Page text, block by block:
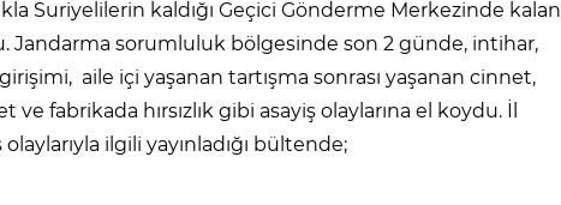
Suriyelilerin kaldığı Geçici Gönderme Merkezinde kalan
sorumluluk bölgesinde son 2 günde, intihar,
aile içi yaşanan tartışma sonrası yaşanan cinnet,
fabrikada hırsızlık gibi asayiş olaylarına el koydu. İl
ilgili yayınladığı bültende;